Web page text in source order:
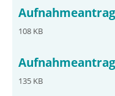
Aufnahmeantrag
108 KB
135 KB